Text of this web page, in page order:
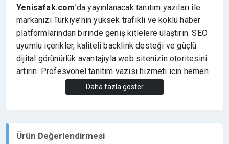
Yenisafak.com’da yayınlanacak tanıtım yazıları ile
markanızı Türkiye’nin yüksek trafikli ve köklü haber
platformlarından birinde geniş kitlelere ulaştırın. SEO
uyumlu içerikler, kaliteli backlink desteği ve güçlü
dijital görünürlük avantajıyla web sitenizin otoritesini
artırın. Profesyonel tanıtım yazısı hizmeti için hemen
iletişime geçin.
✔️ EğerLink isterseniz (EK HİZMETLERDEN )
Daha fazla göster
Ürün Değerlendirmesi